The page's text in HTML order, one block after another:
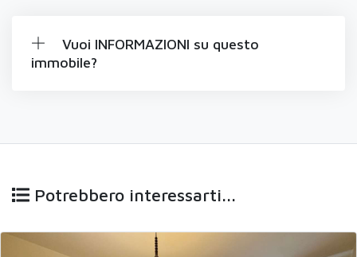
Vuoi INFORMAZIONI su questo
immobile?
Potrebbero interessarti...